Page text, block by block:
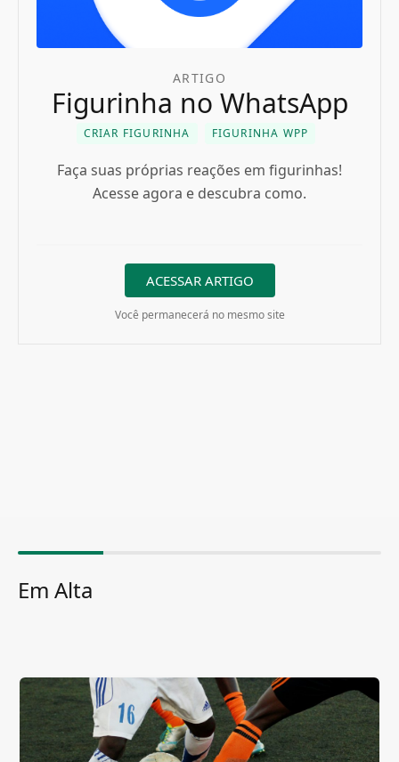
ARTIGO
Figurinha no WhatsApp
CRIAR FIGURINHA FIGURINHA WPP
Faça suas próprias reações em figurinhas!
Acesse agora e descubra como.
ACESSAR ARTIGO
Você permanecerá no mesmo site
Em Alta